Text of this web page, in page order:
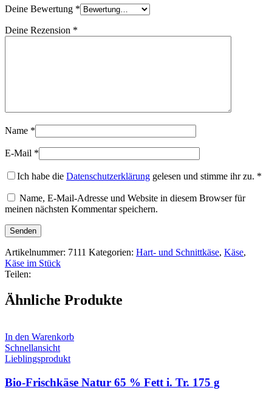
Deine Bewertung *
Deine Rezension *
Name *
E-Mail *
Ich habe die Datenschutzerklärung gelesen und stimme ihr zu. *
Name, E-Mail-Adresse und Website in diesem Browser für
meinen nächsten Kommentar speichern.
Artikelnummer: 7111 Kategorien: Hart- und Schnittkäse, Käse,
Käse im Stück
Teilen:
Ähnliche Produkte
In den Warenkorb
Schnellansicht
Lieblingsprodukt
Bio-Frischkäse Natur 65 % Fett i. Tr. 175 g